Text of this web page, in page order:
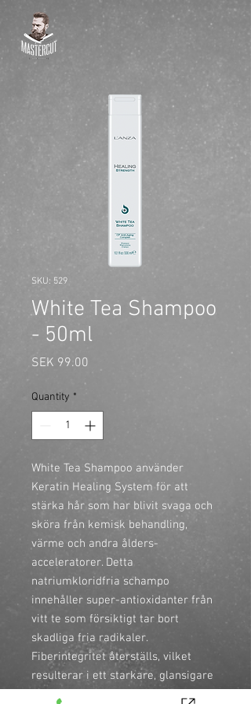
SKU: 529
White Tea Shampoo
- 50ml
SEK 99.00
Quantity *
White Tea Shampoo använder
Keratin Healing System för att
stärka hår som har blivit svaga och
sköra från kemisk behandling,
värme och andra ålders-
acceleratorer. Detta
natriumkloridfria schampo
innehåller super-antioxidanter från
vitt te som försiktigt tar bort
skadliga fria radikaler.
Fiberintegritet återställs, vilket
resulterar i ett starkare, glansigare
och hälsosammare hår.